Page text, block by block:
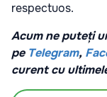
respectuos.
Acum ne puteți
pe Telegram,
curent cu